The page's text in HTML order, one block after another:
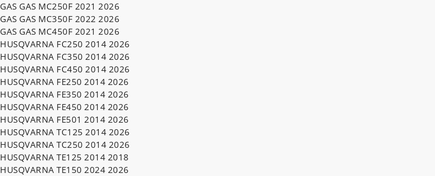
GAS GAS MC250F 2021 2026
GAS GAS MC350F 2022 2026
GAS GAS MC450F 2021 2026
HUSQVARNA FC250 2014 2026
HUSQVARNA FC350 2014 2026
HUSQVARNA FC450 2014 2026
HUSQVARNA FE250 2014 2026
HUSQVARNA FE350 2014 2026
HUSQVARNA FE450 2014 2026
HUSQVARNA FE501 2014 2026
HUSQVARNA TC125 2014 2026
HUSQVARNA TC250 2014 2026
HUSQVARNA TE125 2014 2018
HUSQVARNA TE150 2024 2026